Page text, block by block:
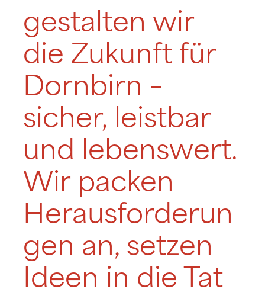
gestalten wir
die Zukunft für
Dornbirn –
sicher, leistbar
und lebenswert.
Wir packen
Herausforderun
gen an, setzen
Ideen in die Tat